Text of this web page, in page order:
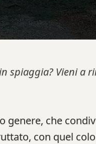
spiaggia? Vieni a
genere, che
con quel